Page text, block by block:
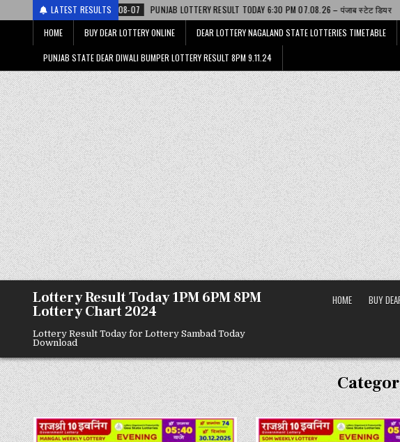
LATEST RESULTS
TODAY 6:30 PM 07.08.26 – पंजाब स्टेट डियर 2026-08-07 DEAR LOTTERY RESULT TODAY 6
HOME
BUY DEAR LOTTERY ONLINE DEAR LOTTERY NAGALAND STATE LOTTERIES TIMETABLE
PUNJAB STATE DEAR DIWALI BUMPER LOTTERY RESULT 8PM 9.11.24
Lottery Result Today 1PM 6PM 8PM
Lottery Chart 2024
Lottery Result Today for Lottery Sambad Today
Download
HOME BUY